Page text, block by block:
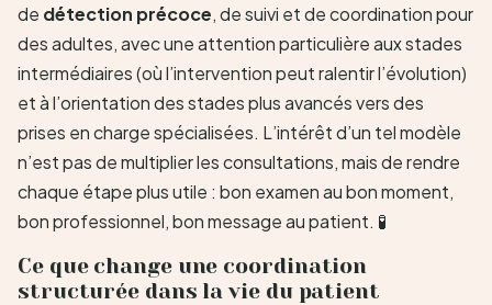
de détection précoce, de suivi et de coordination pour
des adultes, avec une attention particulière aux stades
intermédiaires (où l’intervention peut ralentir l’évolution)
et à l’orientation des stades plus avancés vers des
prises en charge spécialisées. L’intérêt d’un tel modèle
n’est pas de multiplier les consultations, mais de rendre
chaque étape plus utile : bon examen au bon moment,
bon professionnel, bon message au patient. 🧪
Ce que change une coordination
structurée dans la vie du patient